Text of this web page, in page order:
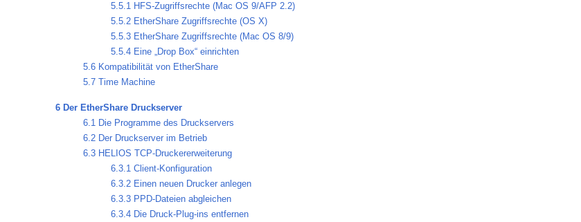
5.5.1 HFS-Zugriffsrechte (Mac OS 9/AFP 2.2)
5.5.2 EtherShare Zugriffsrechte (OS X)
5.5.3 EtherShare Zugriffsrechte (Mac OS 8/9)
5.5.4 Eine „Drop Box“ einrichten
5.6 Kompatibilität von EtherShare
5.7 Time Machine
6 Der EtherShare Druckserver
6.1 Die Programme des Druckservers
6.2 Der Druckserver im Betrieb
6.3 HELIOS TCP-Druckererweiterung
6.3.1 Client-Konfiguration
6.3.2 Einen neuen Drucker anlegen
6.3.3 PPD-Dateien abgleichen
6.3.4 Die Druck-Plug-ins entfernen